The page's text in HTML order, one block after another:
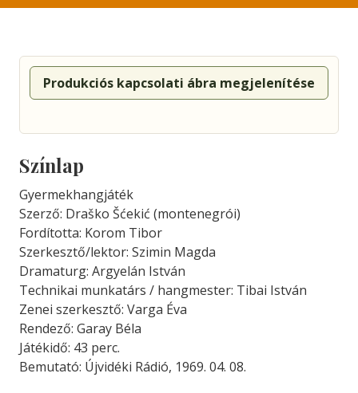
Produkciós kapcsolati ábra megjelenítése
Színlap
Gyermekhangjáték
Szerző: Draško Šćekić (montenegrói)
Fordította: Korom Tibor
Szerkesztő/lektor: Szimin Magda
Dramaturg: Argyelán István
Technikai munkatárs / hangmester: Tibai István
Zenei szerkesztő: Varga Éva
Rendező: Garay Béla
Játékidő: 43 perc.
Bemutató: Újvidéki Rádió, 1969. 04. 08.